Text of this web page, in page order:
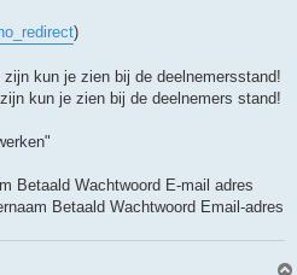
)
kun je zien bij de deelnemersstand!
kun je zien bij de deelnemers stand!
Betaald Wachtwoord E-mail adres
Betaald Wachtwoord Email-adres